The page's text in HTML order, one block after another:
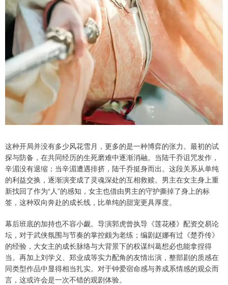
这种开局并没有多少风花雪月，更多的是一种博弈的张力。最初的试
探与防备，在共同经历的生死磨难中逐渐消融。当陆千乔诅咒发作，
辛湄没有退缩；当辛湄遭遇排挤，陆千乔挺身而出。这段关系从单纯
的利益交换，逐渐演变成了灵魂深处的互相救赎。男主在女主身上重
新找回了作为“人”的感知，女主也借由男主的守护撕掉了身上的标
签，这种双向奔赴的成长线，比单纯的甜宠更具厚度。
幕后班底的加持也不容小觑。导演郭虎曾执导《莲花楼》配资交易论
坛，对于武侠氛围与节奏的掌控颇为老练；编剧赵娜有过《楚乔传》
的经验，大女主的成长脉络与大背景下的权谋纠葛想必也能拿捏得
当。再加上刘学义、郑业成等实力配角的友情出演，整部剧的质感在
同类型作品中显得相当扎实。对于钟爱宿命感与养成系情感的观众而
言，这或许会是一次不错的观剧体验。